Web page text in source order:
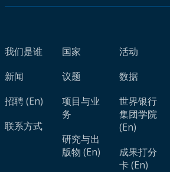
我们是谁
新闻
招聘 (En)
联系方式
国家
议题
项目与业
务
研究与出
版物 (En)
活动
数据
世界银行
集团学院
(En)
成果打分
卡 (En)